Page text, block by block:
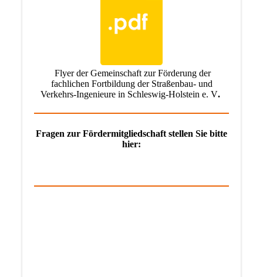
Flyer der Gemeinschaft zur Förderung der
fachlichen Fortbildung der Straßenbau- und
Verkehrs-Ingenieure in Schleswig-Holstein e. V.
Fragen zur Fördermitgliedschaft stellen Sie bitte
hier: